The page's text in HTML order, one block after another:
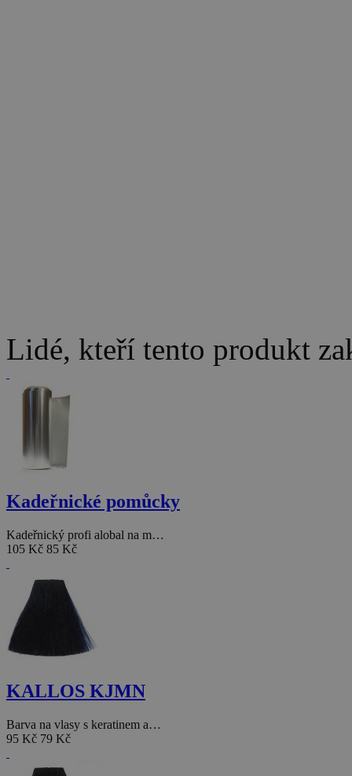
Lidé, kteří tento produkt
Kadeřnické pomůcky
Kadeřnický profi alobal na m…
105 Kč 85 Kč
KALLOS KJMN
Barva na vlasy s keratinem a…
95 Kč 79 Kč